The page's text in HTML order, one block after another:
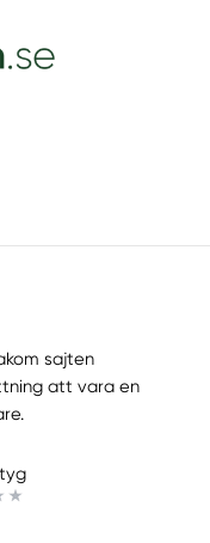
sajten
att vara en